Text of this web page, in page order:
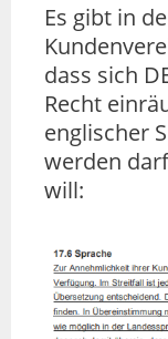
Es gibt in
dass sich
Recht
englischer
werden
will: